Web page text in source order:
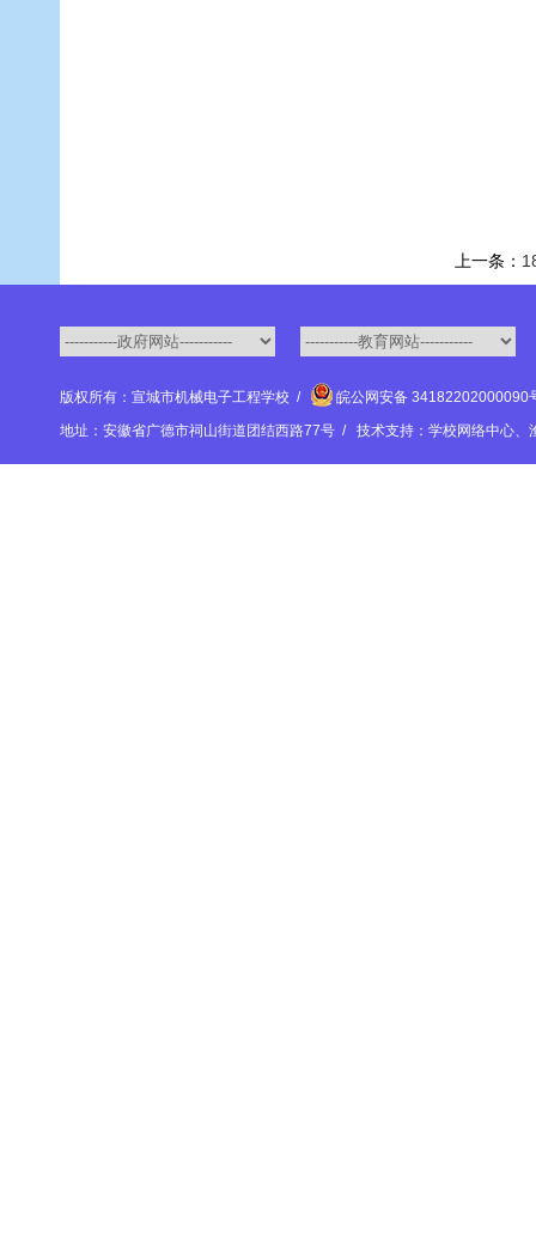
上一条：
版权所有：宣城市机械电子工程学校 /
皖公网安备 34182202000090
地址：安徽省广德市祠山街道团结西路77号 / 技术支持：学校网络中心、